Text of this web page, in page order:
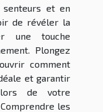
senteurs et en
de révéler la
une touche
Plongez
comment
et garantir
de votre
les